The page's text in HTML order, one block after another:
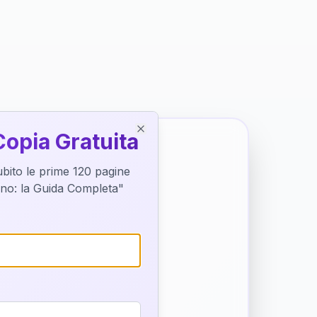
di
Gratuita
le prime 120 pagine
la Guida Completa"